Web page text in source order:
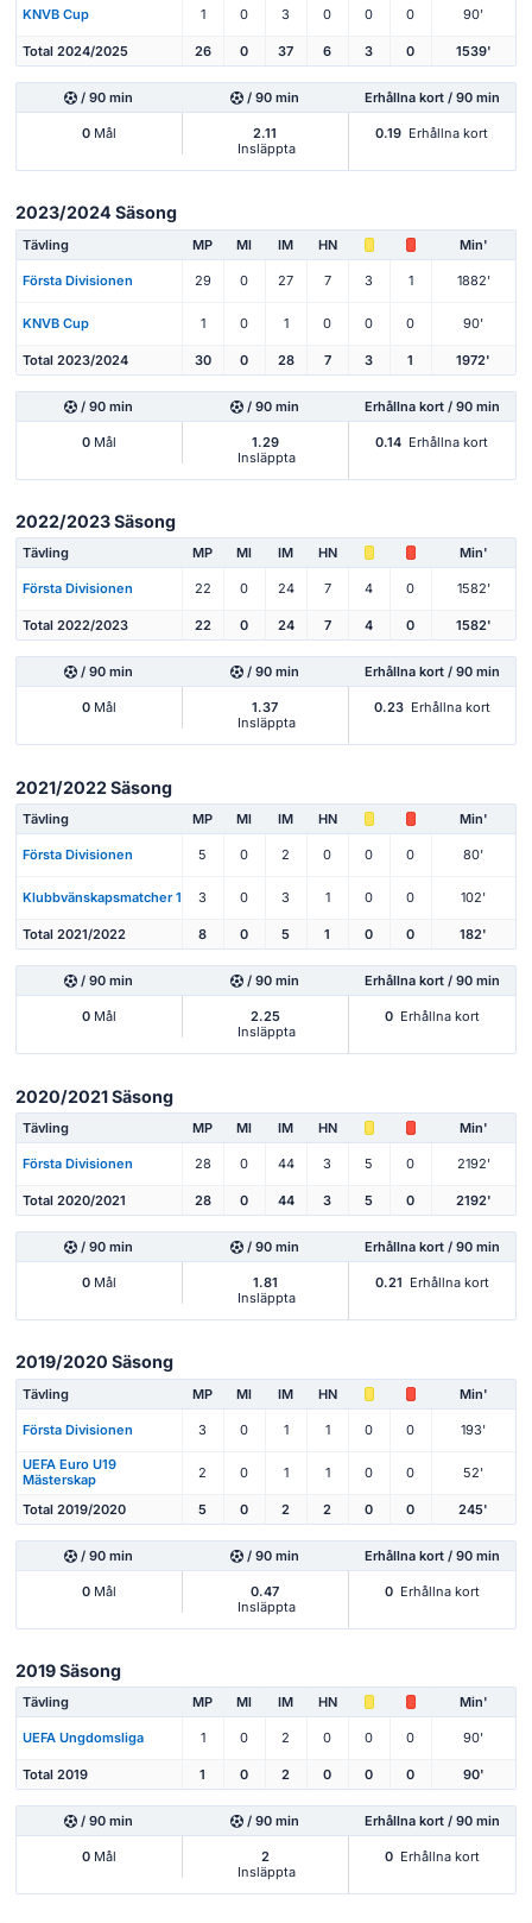
KNVB Cup 1 0 3 0 0 0 90'
Total 2024/2025 26 0 37 6 3 0 1539'
/ 90 min / 90 min Erhållna kort / 90 min
0Mål
2.11
Insläppta
0.19 Erhållna kort
2023/2024 Säsong
Tävling MP Ml IM HN Min'
Första Divisionen 29 0 27 7 3 1 1882'
KNVB Cup 1 0 1 0 0 0 90'
Total 2023/2024 30 0 28 7 3 1 1972'
/ 90 min / 90 min Erhållna kort / 90 min
0Mål
1.29
Insläppta
0.14 Erhållna kort
2022/2023 Säsong
Tävling MP Ml IM HN Min'
Första Divisionen 22 0 24 7 4 0 1582'
Total 2022/2023 22 0 24 7 4 0 1582'
/ 90 min / 90 min Erhållna kort / 90 min
0Mål
1.37
Insläppta
0.23 Erhållna kort
2021/2022 Säsong
Tävling MP Ml IM HN Min'
Första Divisionen 5 0 2 0 0 0 80'
Klubbvänskapsmatcher 1 3 0 3 1 0 0 102'
Total 2021/2022 8 0 5 1 0 0 182'
/ 90 min / 90 min Erhållna kort / 90 min
0Mål
2.25
Insläppta
0 Erhållna kort
2020/2021 Säsong
Tävling MP Ml IM HN Min'
Första Divisionen 28 0 44 3 5 0 2192'
Total 2020/2021 28 0 44 3 5 0 2192'
/ 90 min / 90 min Erhållna kort / 90 min
0Mål
1.81
Insläppta
0.21 Erhållna kort
2019/2020 Säsong
Tävling MP Ml IM HN Min'
Första Divisionen 3 0 1 1 0 0 193'
UEFA Euro U19
Mästerskap
2 0 1 1 0 0 52'
Total 2019/2020 5 0 2 2 0 0 245'
/ 90 min / 90 min Erhållna kort / 90 min
0Mål
0.47
Insläppta
0 Erhållna kort
2019 Säsong
Tävling MP Ml IM HN Min'
UEFA Ungdomsliga 1 0 2 0 0 0 90'
Total 2019 1 0 2 0 0 0 90'
/ 90 min / 90 min Erhållna kort / 90 min
0Mål
2
Insläppta
0 Erhållna kort